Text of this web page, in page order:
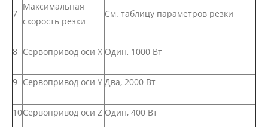
7
Максимальная
скорость резки
См. таблицу параметров резки
8 Сервопривод оси Х Один, 1000 Вт
9 Сервопривод оси Y Два, 2000 Вт
10Сервопривод оси Z Один, 400 Вт